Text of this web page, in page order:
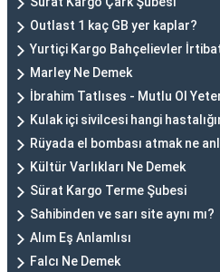
Outlast 1 kaç GB yer kaplar?
Yurtiçi Kargo Bahçelievler
Marley Ne Demek
İbrahim Tatlıses - Mutlu Ol
Kulak içi sivilcesi hangi
Rüyada el bombası atmak ne
Kültür Varlıkları Ne Demek
Sürat Kargo Terme Şubesi
Sahibinden ve sarı site aynı mı?
Alım Eş Anlamlısı
Falcı Ne Demek